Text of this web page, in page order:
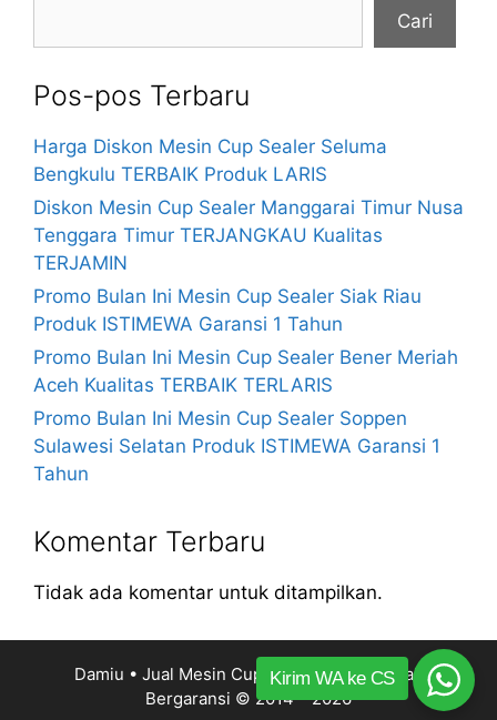
Cari
Pos-pos Terbaru
Harga Diskon Mesin Cup Sealer Seluma
Bengkulu TERBAIK Produk LARIS
Diskon Mesin Cup Sealer Manggarai Timur Nusa
Tenggara Timur TERJANGKAU Kualitas
TERJAMIN
Promo Bulan Ini Mesin Cup Sealer Siak Riau
Produk ISTIMEWA Garansi 1 Tahun
Promo Bulan Ini Mesin Cup Sealer Bener Meriah
Aceh Kualitas TERBAIK TERLARIS
Promo Bulan Ini Mesin Cup Sealer Soppen
Sulawesi Selatan Produk ISTIMEWA Garansi 1
Tahun
Komentar Terbaru
Tidak ada komentar untuk ditampilkan.
Damiu • Jual Mesin Cup Sealer Harga Murah
Bergaransi © 2014 – 2026
Kirim WA ke CS